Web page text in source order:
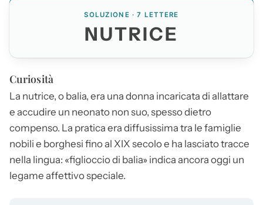
SOLUZIONE · 7 LETTERE
NUTRICE
Curiosità
La nutrice, o balia, era una donna incaricata di allattare
e accudire un neonato non suo, spesso dietro
compenso. La pratica era diffusissima tra le famiglie
nobili e borghesi fino al XIX secolo e ha lasciato tracce
nella lingua: «figlioccio di balia» indica ancora oggi un
legame affettivo speciale.